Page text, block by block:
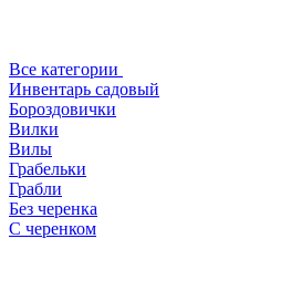
Все категории
Инвентарь садовый
Бороздовички
Вилки
Вилы
Грабельки
Грабли
Без черенка
С черенком